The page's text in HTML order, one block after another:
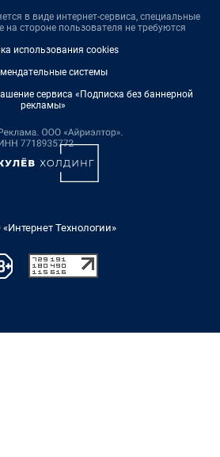
в виде интернет-сервиса, специальные
на стороне пользователя не требуются
использования cookies
системы
сервиса «Подписка без баннерной
рекламы»
Технологии»